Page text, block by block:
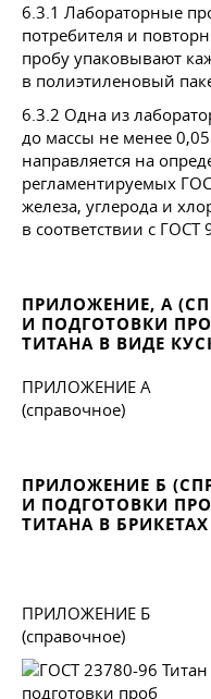
6.3.1 Лабораторные
потребителя и
пробу упаковывают
в полиэтиленовый
6.3.2 Одна из
до массы не менее
направляется на
регламентируемых
железа, углерода и
в соответствии с ГОСТ
ПРИЛОЖЕНИЕ, А
И ПОДГОТОВКИ
ТИТАНА В ВИДЕ
ПРИЛОЖЕНИЕ А
(справочное)
ПРИЛОЖЕНИЕ Б
И ПОДГОТОВКИ
ТИТАНА В БРИКЕТАХ
ПРИЛОЖЕНИЕ Б
(справочное)